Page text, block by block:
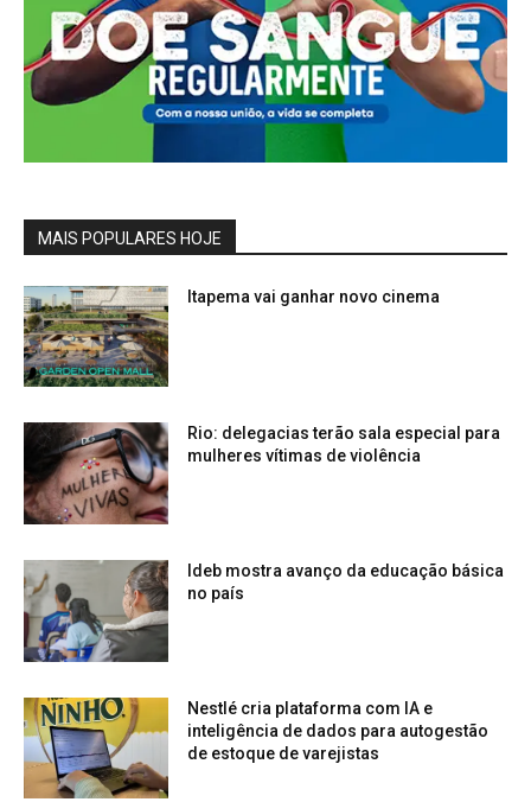
MAIS POPULARES HOJE
Itapema vai ganhar novo cinema
Rio: delegacias terão sala especial para
mulheres vítimas de violência
Ideb mostra avanço da educação básica
no país
Nestlé cria plataforma com IA e
inteligência de dados para autogestão
de estoque de varejistas